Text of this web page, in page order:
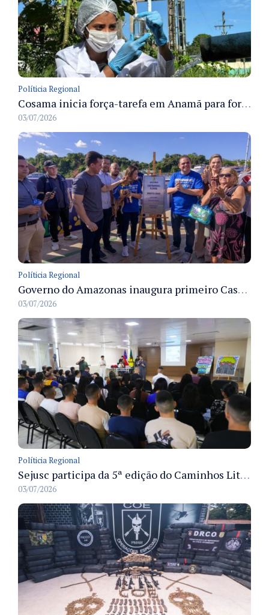
Políticia Regional
Cosama inicia força-tarefa em Anamã para fortalecer abastecimento de água e segurança hídrica da população
03/07/2026
Políticia Regional
Governo do Amazonas inaugura primeiro Castramóvel Fluvial para atendimento veterinário às comunidades ribeirinhas e castração gratuita
03/07/2026
Políticia Regional
Sejusc participa da 5ª edição do Caminhos Literários com foco na cultura hip-hop nas unidades socioeducativas
03/07/2026